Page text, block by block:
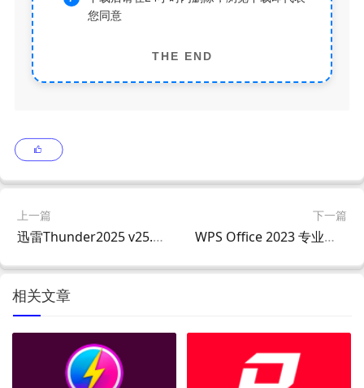
您同意
THE END
上一篇
迅雷Thunder2025 v25.0.82.1562 去广告绿色精简版
下一篇
WPS Office 2023 专业增强版 v12.1.0.26899 永久激活版
相关文章